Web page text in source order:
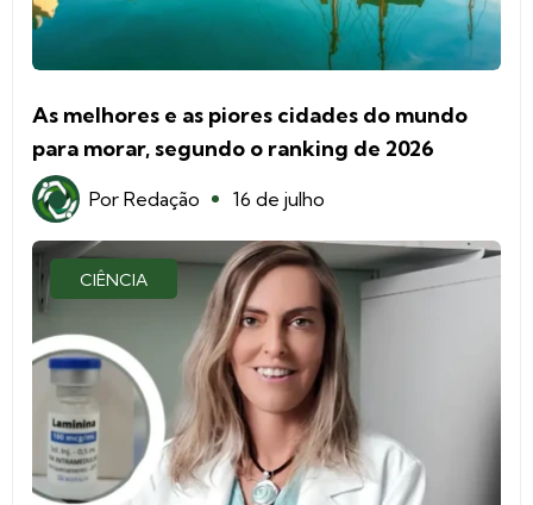
As melhores e as piores cidades do mundo
para morar, segundo o ranking de 2026
Por Redação 16 de julho
CIÊNCIA